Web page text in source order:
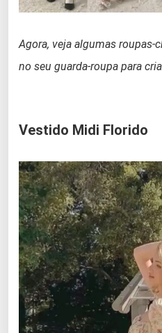
Agora, veja algumas roupas-
no seu guarda-roupa para
Vestido Midi Florido